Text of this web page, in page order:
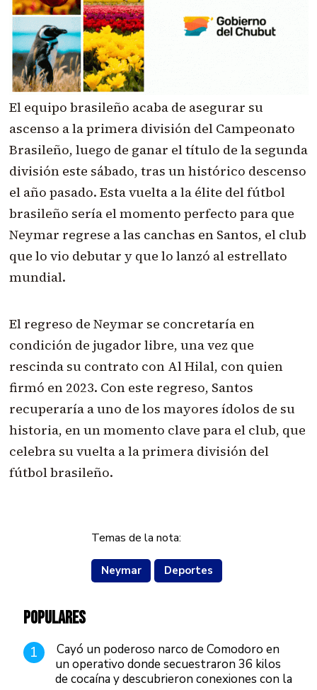
El equipo brasileño acaba de asegurar su
ascenso a la primera división del Campeonato
Brasileño, luego de ganar el título de la segunda
división este sábado, tras un histórico descenso
el año pasado. Esta vuelta a la élite del fútbol
brasileño sería el momento perfecto para que
Neymar regrese a las canchas en Santos, el club
que lo vio debutar y que lo lanzó al estrellato
mundial.
El regreso de Neymar se concretaría en
condición de jugador libre, una vez que
rescinda su contrato con Al Hilal, con quien
firmó en 2023. Con este regreso, Santos
recuperaría a uno de los mayores ídolos de su
historia, en un momento clave para el club, que
celebra su vuelta a la primera división del
fútbol brasileño.
Temas de la nota:
Neymar Deportes
POPULARES
1
Cayó un poderoso narco de Comodoro en
un operativo donde secuestraron 36 kilos
de cocaína y descubrieron conexiones con la